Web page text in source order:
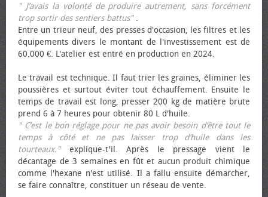
" J’avais la volonté de produire autrement, sans forcément
trop sortir des sentiers battus".
Entre un trieur neuf, des presses d'occasion, les filtres et les
équipements divers le montant de l'investissement est de
60.000 €. L'atelier est entré en production en 2024.
Le travail est technique. Il faut trier les graines, éliminer les
poussières et surtout éviter tout échauffement. Ensuite le
temps de travail est long, presser 200 kg de matière brute
prend 6 à 7 heures pour obtenir 80 L d'huile.
" C’est le bon réglage pour ne pas avoir besoin d’être tout le
temps à côté et ne pas laisser trop d’huile dans les
tourteaux."explique-t'il. Après le pressage vient le
décantage de 3 semaines en fût et aucun produit chimique
comme l'hexane n'est utilisé. Il a fallu ensuite démarcher,
se faire connaître, constituer un réseau de vente.